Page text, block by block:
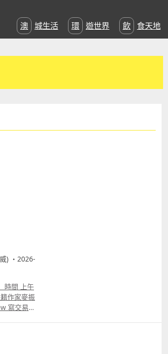
澳城生活 環遊世界 飲食天地
) ・2026-
時間 上午
寫交易策
何快速
7.期指盤